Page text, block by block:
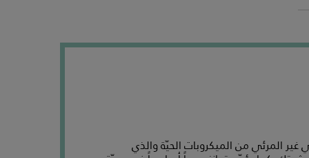
غير المرئي من الميكروبات الحيّة والذي